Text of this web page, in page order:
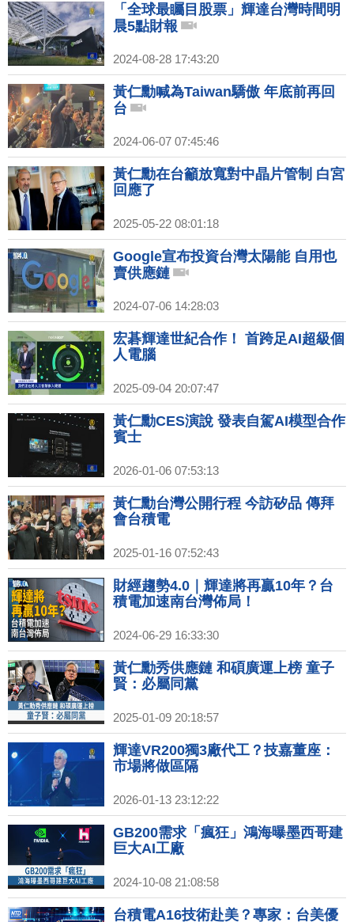
「全球最矚目股票」輝達台灣時間明
晨5點財報
2024-08-28 17:43:20
黃仁勳喊為Taiwan驕傲 年底前再回
台
2024-06-07 07:45:46
黃仁勳在台籲放寬對中晶片管制 白宮
回應了
2025-05-22 08:01:18
Google宣布投資台灣太陽能 自用也
賣供應鏈
2024-07-06 14:28:03
宏碁輝達世紀合作！ 首跨足AI超級個
人電腦
2025-09-04 20:07:47
黃仁勳CES演說 發表自駕AI模型合作
賓士
2026-01-06 07:53:13
黃仁勳台灣公開行程 今訪矽品 傳拜
會台積電
2025-01-16 07:52:43
財經趨勢4.0｜輝達將再贏10年？台
積電加速南台灣佈局！
2024-06-29 16:33:30
黃仁勳秀供應鏈 和碩廣運上榜 童子
賢：必屬同黨
2025-01-09 20:18:57
輝達VR200獨3廠代工？技嘉董座：
市場將做區隔
2026-01-13 23:12:22
GB200需求「瘋狂」鴻海曝墨西哥建
巨大AI工廠
2024-10-08 21:08:58
台積電A16技術赴美？專家：台美優